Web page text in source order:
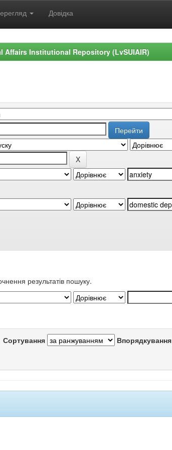
Довідка
Affairs Institutional Repository (LvSUIAIR)
результатів пошуку.
Сортування Впорядкування